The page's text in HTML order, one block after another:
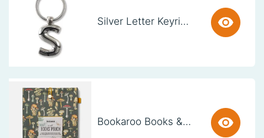
Silver Letter Keyring - S (set van 3)
Bookaroo Books & Stuff Pouch - Botanical